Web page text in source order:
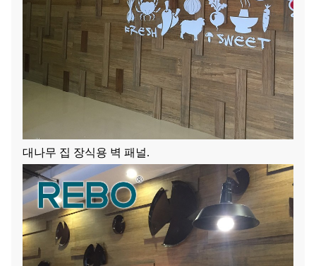
대나무 집 장식용 벽 패널.